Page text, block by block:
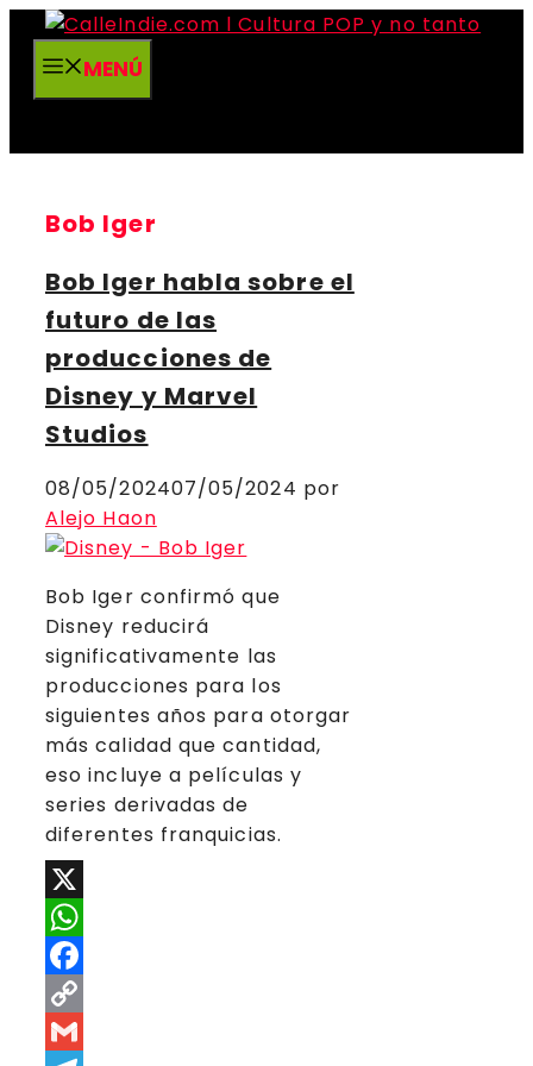
Saltar
contenidoMENÚ
Bob Iger
Bob Iger habla sobre el
futuro de las
producciones de
Disney y Marvel
Studios
08/05/202407/05/2024 por
Alejo Haon
Bob Iger confirmó que
Disney reducirá
significativamente las
producciones para los
siguientes años para otorgar
más calidad que cantidad,
eso incluye a películas y
series derivadas de
diferentes franquicias.
X
WhatsApp
Facebook
Copy